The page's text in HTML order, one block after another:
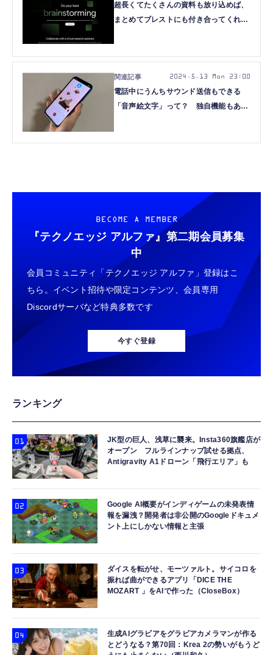
超長くてたくさんの資料も放り込めば、
まとめてブレストにも付き合ってくれる
電話中にうんちサウンド送信もできる
「音声絵文字」って？ 独自機能もある
2024.5.13 Mon 23:00
BECOME A MEMBER
『テクノエッジ アルファ』 第二期会員募集
中
会員コミュニティ「テクノエッジ アルファ」登録はこ
ちら。イベント招待や限定コンテンツ、会員専用
Discordサーバなど特典多数です
今すぐ登録
ランキング
JK型の巨人、浅草に襲来。Insta360旗艦店が
オープン フルラインナップ試せる拠点、
Antigravity A1ドローン「飛行エリア」も
Google AI概要がインディゲームの未発表情
報を漏洩？開発者は非公開のGoogleドキュメ
ント上にしかない情報と主張
ダイスを転がせ、モーツァルト。サイコロを
振れば曲ができるアプリ「DICE THE
MOZART 」をAIで作った（CloseBox）
生成AIグラビアをグラビアカメラマンが作る
とどうなる？第70回：Krea 2の勢いがもうど